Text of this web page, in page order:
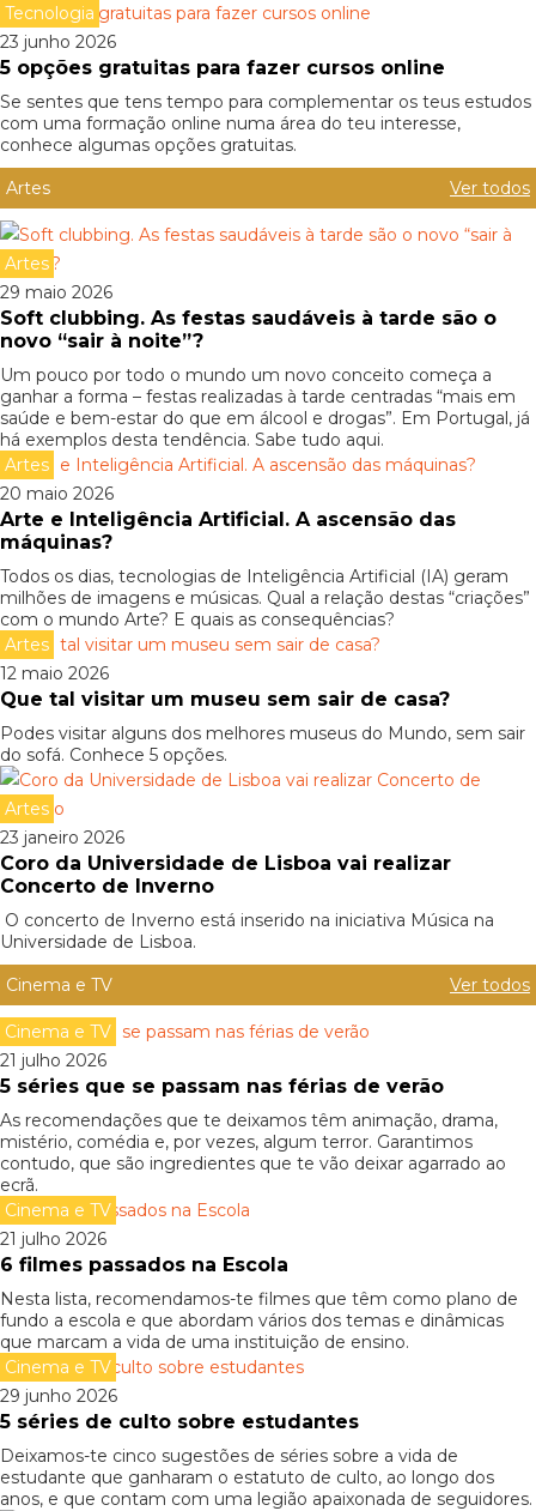
Tecnologia
23 junho 2026
5 opções gratuitas para fazer cursos online
Se sentes que tens tempo para complementar os teus estudos
com uma formação online numa área do teu interesse,
conhece algumas opções gratuitas.
Artes
Ver todos
Artes
29 maio 2026
Soft clubbing. As festas saudáveis à tarde são o
novo “sair à noite”?
Um pouco por todo o mundo um novo conceito começa a
ganhar a forma – festas realizadas à tarde centradas “mais em
saúde e bem-estar do que em álcool e drogas”. Em Portugal, já
há exemplos desta tendência. Sabe tudo aqui.
Artes
20 maio 2026
Arte e Inteligência Artificial. A ascensão das
máquinas?
Todos os dias, tecnologias de Inteligência Artificial (IA) geram
milhões de imagens e músicas. Qual a relação destas “criações”
com o mundo Arte? E quais as consequências?
Artes
12 maio 2026
Que tal visitar um museu sem sair de casa?
Podes visitar alguns dos melhores museus do Mundo, sem sair
do sofá. Conhece 5 opções.
Artes
23 janeiro 2026
Coro da Universidade de Lisboa vai realizar
Concerto de Inverno
O concerto de Inverno está inserido na iniciativa Música na
Universidade de Lisboa.
Cinema e TV
Ver todos
Cinema e TV
21 julho 2026
5 séries que se passam nas férias de verão
As recomendações que te deixamos têm animação, drama,
mistério, comédia e, por vezes, algum terror. Garantimos
contudo, que são ingredientes que te vão deixar agarrado ao
ecrã.
Cinema e TV
21 julho 2026
6 filmes passados na Escola
Nesta lista, recomendamos-te filmes que têm como plano de
fundo a escola e que abordam vários dos temas e dinâmicas
que marcam a vida de uma instituição de ensino.
Cinema e TV
29 junho 2026
5 séries de culto sobre estudantes
Deixamos-te cinco sugestões de séries sobre a vida de
estudante que ganharam o estatuto de culto, ao longo dos
anos, e que contam com uma legião apaixonada de seguidores.